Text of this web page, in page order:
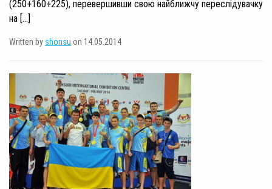
(250+160+225), перевершивши свою найближчу переслідувачку
на […]
Written by shonsu on 14.05.2014